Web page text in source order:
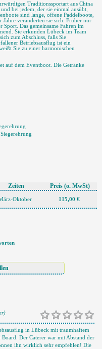
Traditionssportart aus China
bei jedem, der sie einmal ausübt,
sind lange, offene Paddelboote,
veränderten sie sich. Früher nur
Das gemeinsame Fahren im
Sie erkunden Lübeck im Team
zum Abschluss, falls Sie
Betriebsausflug ist ein
Sie zu einer harmonischen
auf dem Eventboot. Die Getränke
Zeiten Preis (o. MwSt)
Oktober 115,00 €
in Lübeck mit traumhaftem
Der Caterer war mit Abstand der
ihn wirklich sehr empfehlen! Die